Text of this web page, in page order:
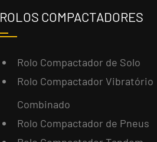
ROLOS COMPACTADORES
Rolo Compactador de Solo
Rolo Compactador Vibratório
Combinado
Rolo Compactador de Pneus